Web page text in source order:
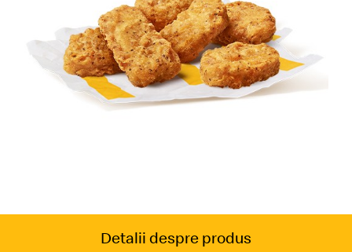
Detalii despre produs